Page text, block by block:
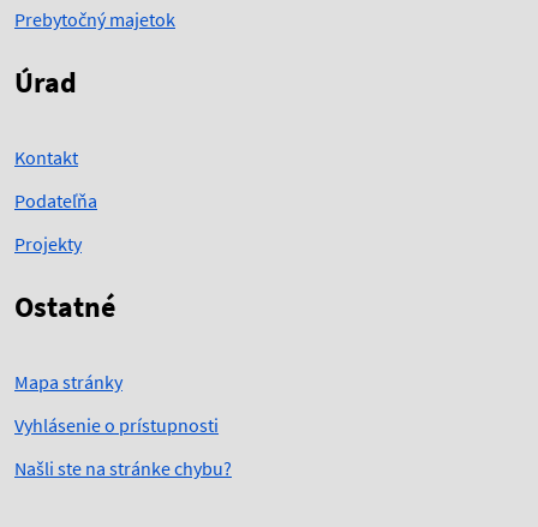
Prebytočný majetok
Úrad
Kontakt
Podateľňa
Projekty
Ostatné
Mapa stránky
Vyhlásenie o prístupnosti
Našli ste na stránke chybu?